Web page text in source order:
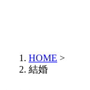
HOME >
結婚